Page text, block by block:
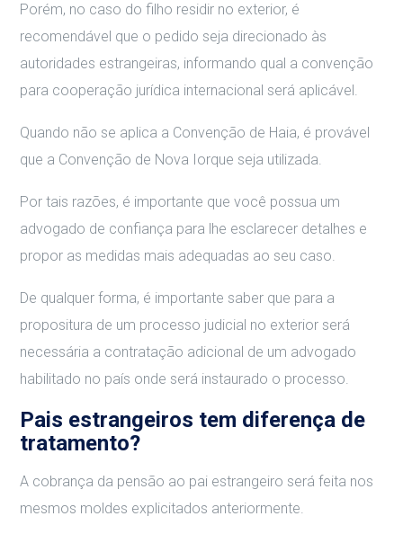
Porém, no caso do filho residir no exterior, é
recomendável que o pedido seja direcionado às
autoridades estrangeiras, informando qual a convenção
para cooperação jurídica internacional será aplicável.
Quando não se aplica a Convenção de Haia, é provável
que a Convenção de Nova Iorque seja utilizada.
Por tais razões, é importante que você possua um
advogado de confiança para lhe esclarecer detalhes e
propor as medidas mais adequadas ao seu caso.
De qualquer forma, é importante saber que para a
propositura de um processo judicial no exterior será
necessária a contratação adicional de um advogado
habilitado no país onde será instaurado o processo.
Pais estrangeiros tem diferença de
tratamento?
A cobrança da pensão ao pai estrangeiro será feita nos
mesmos moldes explicitados anteriormente.